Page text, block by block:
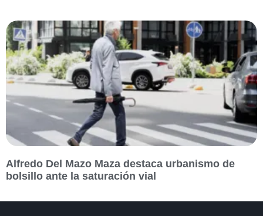
Alfredo Del Mazo Maza destaca urbanismo de
bolsillo ante la saturación vial